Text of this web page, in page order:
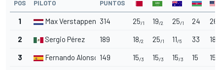
POS PILOTO PUNTOS
1 Max Verstappen 314 25/1 19/2 25/1 24 26
2 Sergio Pérez 189 18/2 25/1 11/5 33 18
3 Fernando Alonso 149 15/3 15/3 15/3 15 15